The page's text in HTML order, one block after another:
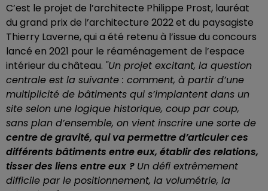
C’est le projet de l’architecte Philippe Prost, lauréat
du grand prix de l’architecture 2022 et du paysagiste
Thierry Laverne, qui a été retenu à l’issue du concours
lancé en 2021 pour le réaménagement de l’espace
intérieur du château. "Un projet excitant, la question
centrale est la suivante : comment, à partir d’une
multiplicité de bâtiments qui s’implantent dans un
site selon une logique historique, coup par coup,
sans plan d’ensemble, on vient inscrire une sorte de
centre de gravité, qui va permettre d’articuler ces
différents bâtiments entre eux, établir des relations,
tisser des liens entre eux ? Un défi extrêmement
difficile par le positionnement, la volumétrie, la